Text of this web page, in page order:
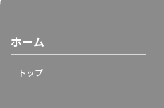
ホーム
トップ